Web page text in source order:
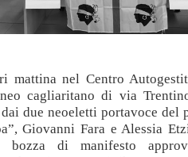
mattina nel Centro
cagliaritano di via
dai due neoeletti portavoce del
Giovanni Fara e Alessia
bozza di manifesto